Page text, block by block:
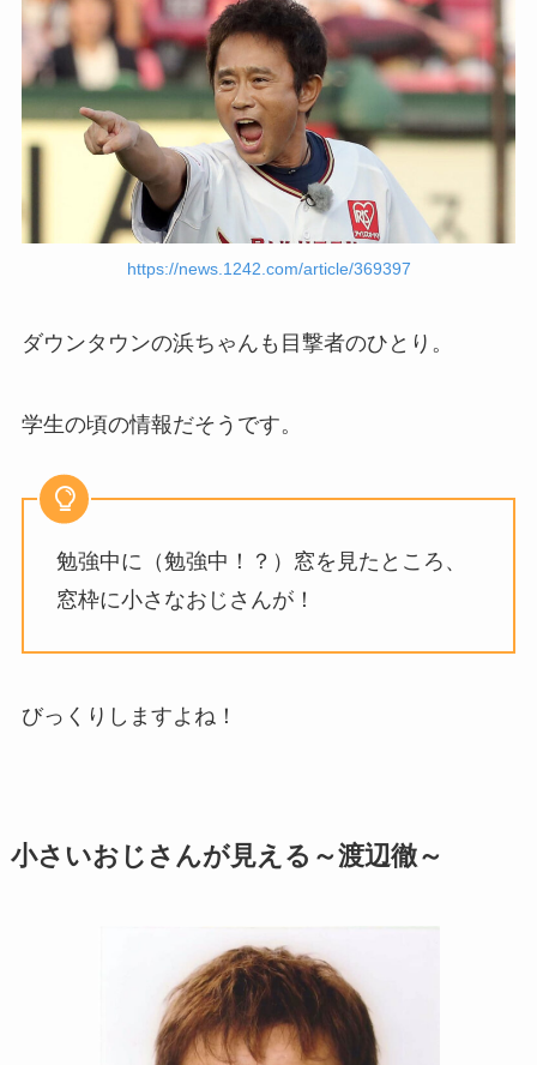
https://news.1242.com/article/369397
ダウンタウンの浜ちゃんも目撃者のひとり。
学生の頃の情報だそうです。
勉強中に（勉強中！？）窓を見たところ、
窓枠に小さなおじさんが！
びっくりしますよね！
小さいおじさんが見える～渡辺徹～